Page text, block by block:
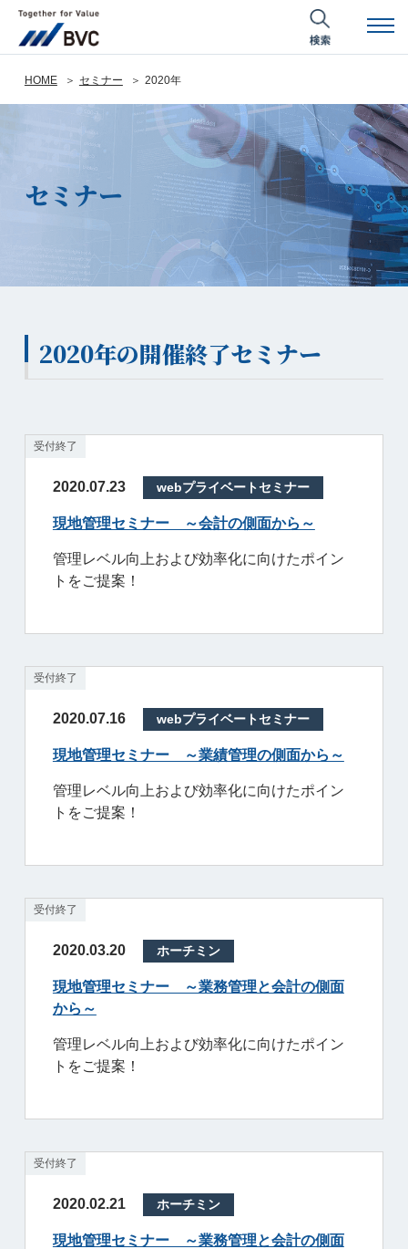
HOME セミナー 2020年
セミナー
2020年の開催終了セミナー
受付終了
2020.07.23 webプライベートセミナー
現地管理セミナー ～会計の側面から～
管理レベル向上および効率化に向けたポイン
トをご提案！
受付終了
2020.07.16 webプライベートセミナー
現地管理セミナー ～業績管理の側面から～
管理レベル向上および効率化に向けたポイン
トをご提案！
受付終了
2020.03.20 ホーチミン
現地管理セミナー ～業務管理と会計の側面
から～
管理レベル向上および効率化に向けたポイン
トをご提案！
受付終了
2020.02.21 ホーチミン
現地管理セミナー ～業務管理と会計の側面